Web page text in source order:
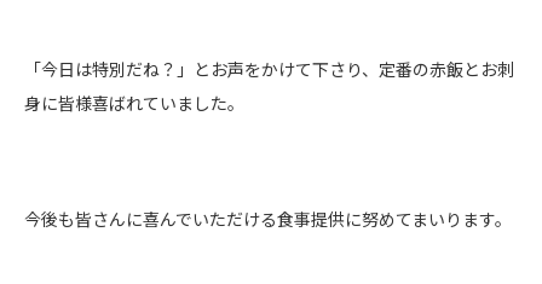
「今日は特別だね？」とお声をかけて下さり、定番の赤飯とお刺
身に皆様喜ばれていました。
今後も皆さんに喜んでいただける食事提供に努めてまいります。